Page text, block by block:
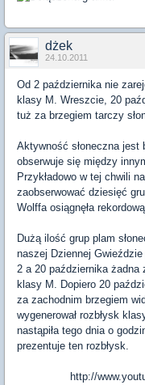
dżek
24.10.2011
Od 2 października nie
klasy M. Wreszcie, 20
tuż za brzegiem tarczy
Aktywność słoneczna jest
obserwuje się między
Przykładowo w tej chwili
zaobserwować dziesięć
Wolffa osiągnęła
Dużą ilość grup plam
naszej Dziennej
2 a 20 października żadna
klasy M. Dopiero 20
za zachodnim brzegiem
wygenerował rozbłysk
nastąpiła tego dnia o
prezentuje ten rozbłysk.
http://